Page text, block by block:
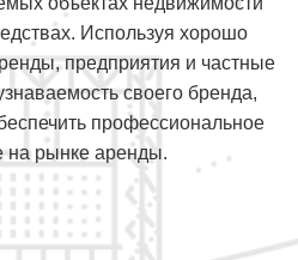
Используя хорошо
предприятия и частные
своего бренда,
профессиональное
на рынке аренды.